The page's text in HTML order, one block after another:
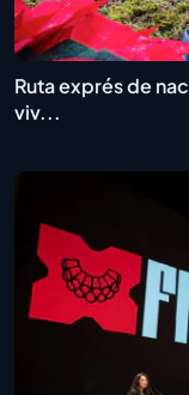
Ruta exprés de
viv...